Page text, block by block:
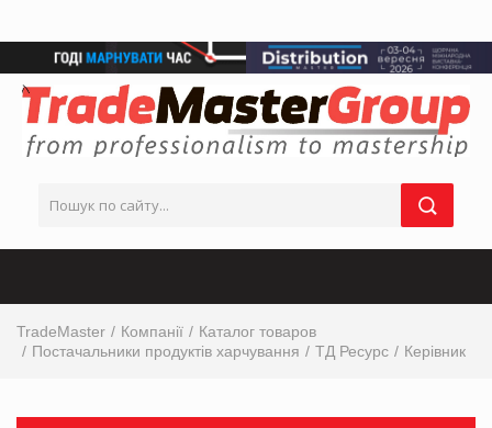
TradeMaster Компанії
Каталог товаров
Постачальники продуктів харчування
ТД Ресурс Керівник